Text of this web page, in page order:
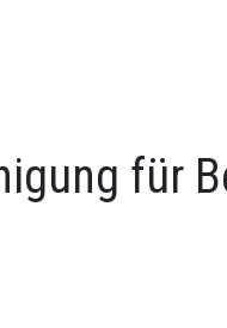
für